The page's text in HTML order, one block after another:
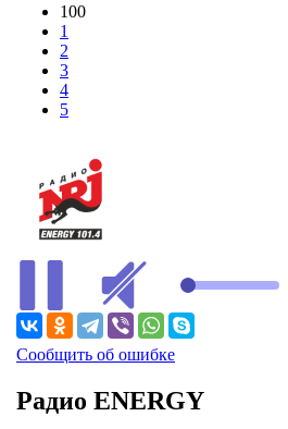
100
1
2
3
4
5
Сообщить об ошибке
Радио ENERGY